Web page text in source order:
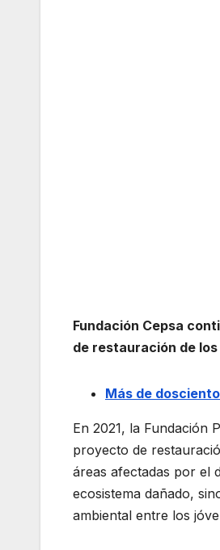
Fundación Cepsa
de restauración de
Más de
En 2021, la Fundación
proyecto de
áreas afectadas por el
ecosistema dañado,
ambiental entre los